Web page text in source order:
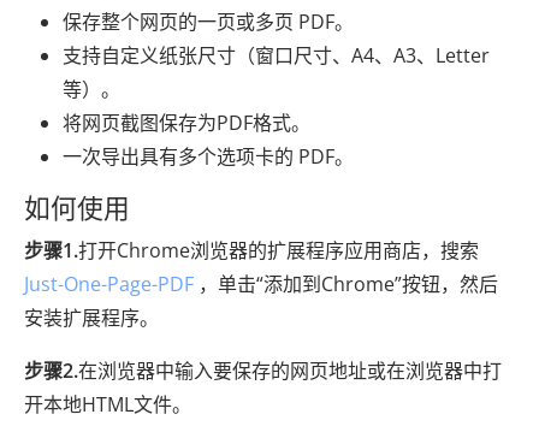
保存整个网页的一页或多页 PDF。
支持自定义纸张尺寸（窗口尺寸、A4、A3、Letter
等）。
将网页截图保存为PDF格式。
一次导出具有多个选项卡的 PDF。
如何使用
步骤1.打开Chrome浏览器的扩展程序应用商店，搜索
Just-One-Page-PDF ，单击“添加到Chrome”按钮，然后
安装扩展程序。
步骤2.在浏览器中输入要保存的网页地址或在浏览器中打
开本地HTML文件。